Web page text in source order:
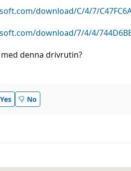
download/C/4/7/
download/7/4/4/
denna drivrutin?
Yes No